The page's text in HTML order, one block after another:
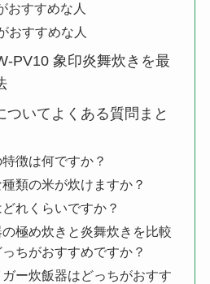
おすすめな人
おすすめな人
PV10 象印炎舞炊きを最
ついてよくある質問まと
徴は何ですか？
類の米が炊けますか？
れくらいですか？
極め炊きと炎舞炊きを比較
ちがおすすめですか？
ー炊飯器はどっちがおすす